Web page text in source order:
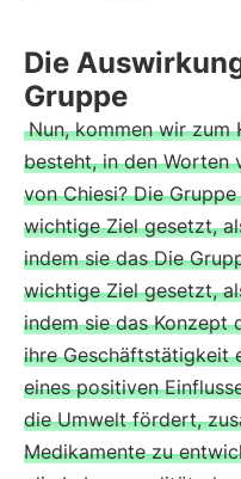
Die
Gruppe
Nun, kommen wir zum
besteht, in den Worten
von Chiesi? Die
wichtige Ziel gesetzt,
indem sie das Die
wichtige Ziel gesetzt,
indem sie das Konzept
ihre Geschäftstätigkeit
eines positiven
die Umwelt fördert,
Medikamente zu